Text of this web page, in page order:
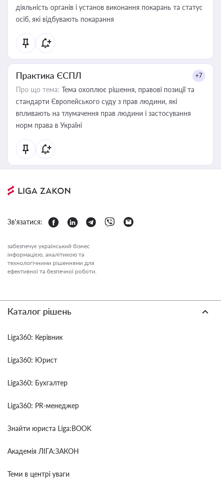
діяльність органів і установ виконання покарань та статус
осіб, які відбувають покарання
Практика ЄСПЛ +7
Про що тема: Тема охоплює рішення, правові позиції та
стандарти Європейського суду з прав людини, які
впливають на тлумачення прав людини і застосування
норм права в Україні
Зв'язатися:
забезпечує український бізнес
інформацією, аналітикою та
технологічними рішеннями для
ефективної та безпечної роботи.
Каталог рішень
Liga360: Керівник
Liga360: Юрист
Liga360: Бухгалтер
Liga360: PR-менеджер
Знайти юриста Liga:BOOK
Академія ЛІГА:ЗАКОН
Теми в центрі уваги